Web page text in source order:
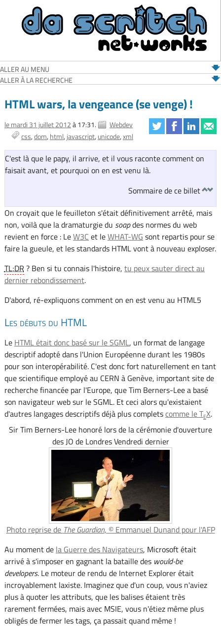
ALLER AU MENU
ALLER À LA RECHERCHE
HTML wars, la vengeance (se venge) !
le mardi 31 juillet 2012à 17:31.
Webdev
css dom html javascript unicode xml
C'est là que le papy, il arrive, et il vous raconte comment on
faisait avant, et pourquoi on en est venu là.
Sommaire de ce billet
On croyait que le feuilleton s'était définitivement arrêté, mais
non, voilà que la dramaturgie du soapdes normes du web
revient en force : LeW3C et leWHAT-WG sont repartis pour se
faire la gueule, et les standards HTML vont à nouveau exploser.
TL;DR ? Ben si tu connais l'histoire, tu peux sauter direct au
dernier rebondissement.
D'abord, ré-expliquons comment on en est venu au HTML5
Les débuts du HTML
Le HTML était donc basé sur le SGML, un format de langage
descriptif adopté dans l'Union Européenne durant les 1980s
pour son interopérabilité. C'est donc fort naturellement en tant
que scientifique employé au CERN à Genève, important site de
recherche financée par l'Europe, que Tim Berners-Lee a basé
son navigateur web sur le SGML. Et ceci alors qu'existaient
d'autres langages descriptifs déjà plus completscomme le TEX.
Sir Tim Berners-Lee honoré lors de la cérémonie d'ouverture
des JO de Londres Vendredi dernier
Photo reprise de The Guardian, © Emmanuel Dunand pour l'AFP
Au moment de la Guerre des Navigateurs, Microsoft était
arrivé à s'imposer en gagnant la bataille des would-be
developers. Le moteur de rendu de Internet Explorer était
incroyablement laxiste. Imaginez que d'un coup, vous n'aviez
plus à quoter les attributs, que les balises étaient très
rarement fermées, mais avec MSIE, vous n'étiez même plus
obligés de fermer les tags, ça passait quand même !